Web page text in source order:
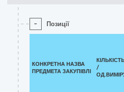
- Позиції
КОНКРЕТНА НАЗВА
ПРЕДМЕТА ЗАКУПІВЛІ
/